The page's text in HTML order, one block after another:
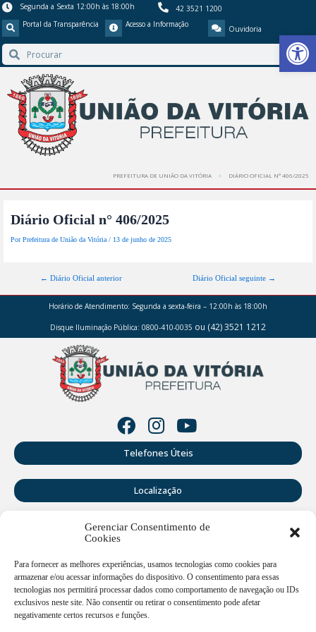
Gerenciar Consentimento de
Cookies
Para fornecer as melhores experiências, usamos tecnologias como cookies para
armazenar e/ou acessar informações do dispositivo. O consentimento para essas
tecnologias nos permitirá processar dados como comportamento de navegação ou IDs
exclusivos neste site. Não consentir ou retirar o consentimento pode afetar
negativamente certos recursos e funções.
Barra de
Segunda a Sexta 12:00h às 18:00h
42 3521 1200
Portal da Transparência
Acesso a Informação Ouvidoria
PREFEITURA DE UNIÃO DA VITÓRIA DIÁRIO OFICIAL N° 406/2025
Diário Oficial n° 406/2025
PorPrefeitura de União da Vitória/ 13 de junho de 2025
← Diário Oficial anterior Diário Oficial seguinte →
Horário de Atendimento: Segunda a sexta-feira – 12:00h às 18:00h
Disque Iluminação Pública: 0800-410-0035 ou (42) 3521 1212
Telefones Úteis
Localização
Perguntas Frequentes
Webmail
Rua Doutor Cruz Machado, 205 - Centro - União da Vitória -
PR